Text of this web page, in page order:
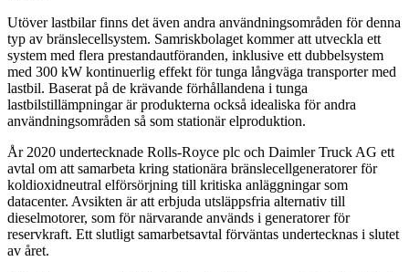
Utöver lastbilar finns det även andra användningsområden för denna
typ av bränslecellsystem. Samriskbolaget kommer att utveckla ett
system med flera prestandautföranden, inklusive ett dubbelsystem
med 300 kW kontinuerlig effekt för tunga långväga transporter med
lastbil. Baserat på de krävande förhållandena i tunga
lastbilstillämpningar är produkterna också idealiska för andra
användningsområden så som stationär elproduktion.
År 2020 undertecknade Rolls-Royce plc och Daimler Truck AG ett
avtal om att samarbeta kring stationära bränslecellgeneratorer för
koldioxidneutral elförsörjning till kritiska anläggningar som
datacenter. Avsikten är att erbjuda utsläppsfria alternativ till
dieselmotorer, som för närvarande används i generatorer för
reservkraft. Ett slutligt samarbetsavtal förväntas undertecknas i slutet
av året.